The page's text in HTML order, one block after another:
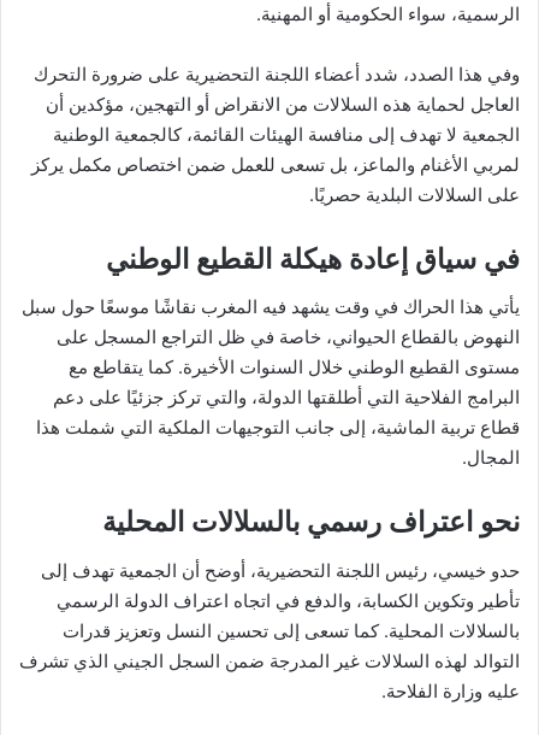
الرسمية، سواء الحكومية أو المهنية.
وفي هذا الصدد، شدد أعضاء اللجنة التحضيرية على ضرورة التحرك
العاجل لحماية هذه السلالات من الانقراض أو التهجين، مؤكدين أن
الجمعية لا تهدف إلى منافسة الهيئات القائمة، كالجمعية الوطنية
لمربي الأغنام والماعز، بل تسعى للعمل ضمن اختصاص مكمل يركز
على السلالات البلدية حصريًا.
في سياق إعادة هيكلة القطيع الوطني
يأتي هذا الحراك في وقت يشهد فيه المغرب نقاشًا موسعًا حول سبل
النهوض بالقطاع الحيواني، خاصة في ظل التراجع المسجل على
مستوى القطيع الوطني خلال السنوات الأخيرة. كما يتقاطع مع
البرامج الفلاحية التي أطلقتها الدولة، والتي تركز جزئيًا على دعم
قطاع تربية الماشية، إلى جانب التوجيهات الملكية التي شملت هذا
المجال.
نحو اعتراف رسمي بالسلالات المحلية
حدو خيسي، رئيس اللجنة التحضيرية، أوضح أن الجمعية تهدف إلى
تأطير وتكوين الكسابة، والدفع في اتجاه اعتراف الدولة الرسمي
بالسلالات المحلية. كما تسعى إلى تحسين النسل وتعزيز قدرات
التوالد لهذه السلالات غير المدرجة ضمن السجل الجيني الذي تشرف
عليه وزارة الفلاحة.